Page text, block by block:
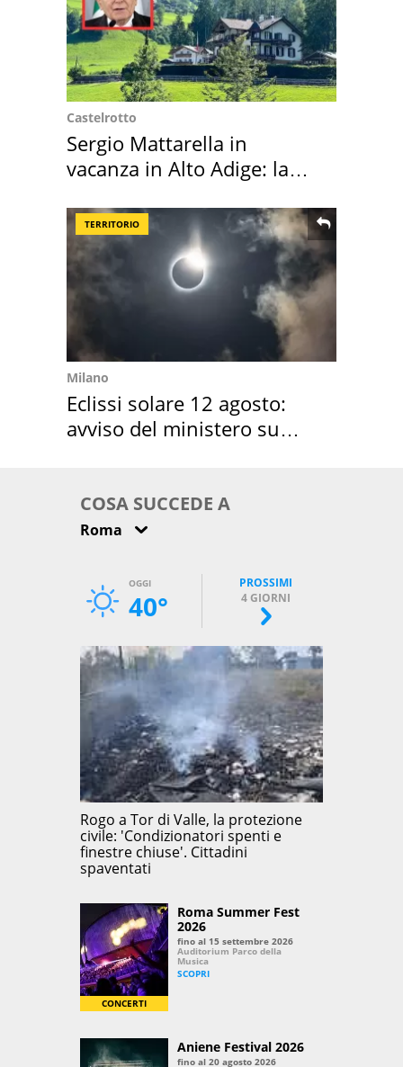
Castelrotto
Sergio Mattarella in
vacanza in Alto Adige: la
TERRITORIO
Milano
Eclissi solare 12 agosto:
avviso del ministero su